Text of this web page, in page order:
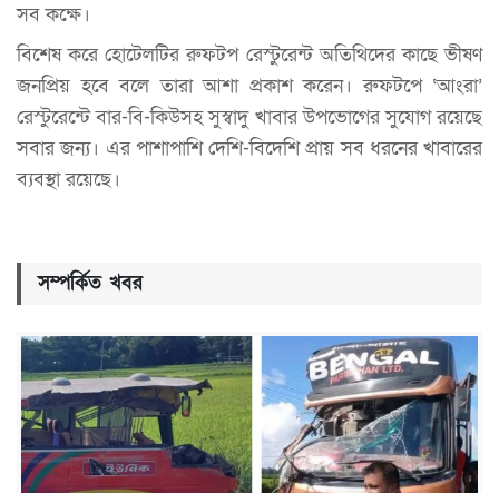
সব কক্ষে।
বিশেষ করে হোটেলটির রুফটপ রেস্টুরেন্ট অতিথিদের কাছে ভীষণ
জনপ্রিয় হবে বলে তারা আশা প্রকাশ করেন। রুফটপে ‘আংরা’
রেস্টুরেন্টে বার-বি-কিউসহ সুস্বাদু খাবার উপভোগের সুযোগ রয়েছে
সবার জন্য। এর পাশাপাশি দেশি-বিদেশি প্রায় সব ধরনের খাবারের
ব্যবস্থা রয়েছে।
সম্পর্কিত খবর